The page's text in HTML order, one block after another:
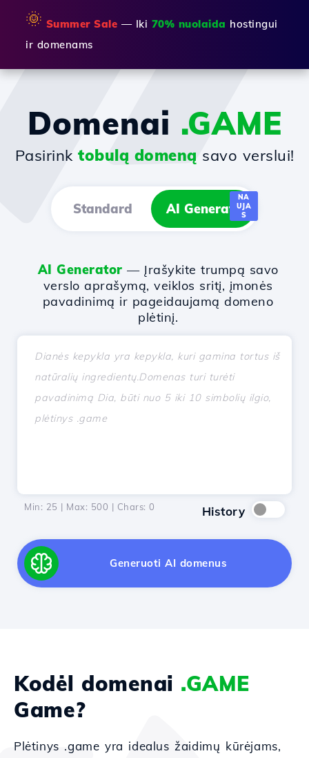
🌞 Summer Sale — Iki 70% nuolaida hostingui
ir domenams
Domenai .GAME
Pasirink tobulą domeną savo verslui!
Standard AI Generator
NA
UJA
S
AI Generator — Įrašykite trumpą savo
verslo aprašymą, veiklos sritį, įmonės
pavadinimą ir pageidaujamą domeno
plėtinį.
Min: 25 | Max: 500 | Chars: 0 History
Generuoti AI domenus
Kodėl domenai .GAME
Game?
Plėtinys .game yra idealus žaidimų kūrėjams,